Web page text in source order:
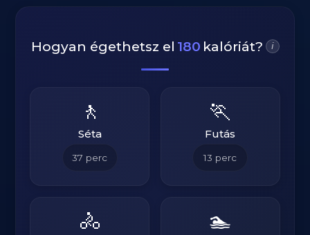
Hogyan égethetsz el 180 kalóriát? i
🚶
Séta
37 perc
🏃
Futás
13 perc
🚴 🏊